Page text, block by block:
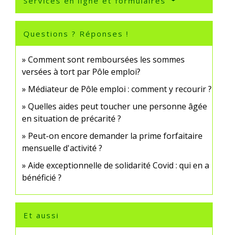
Questions ? Réponses !
Comment sont remboursées les sommes
versées à tort par Pôle emploi?
Médiateur de Pôle emploi : comment y recourir ?
Quelles aides peut toucher une personne âgée
en situation de précarité ?
Peut-on encore demander la prime forfaitaire
mensuelle d'activité ?
Aide exceptionnelle de solidarité Covid : qui en a
bénéficié ?
Et aussi